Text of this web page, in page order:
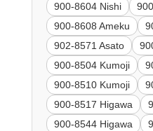
900-8604 Nishi
900-8608 Ameku
902-8571 Asato
900-8504 Kumoji
900-8510 Kumoji
900-8517 Higawa
900-8544 Higawa